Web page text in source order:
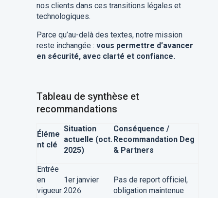
nos clients dans ces transitions légales et
technologiques.
Parce qu’au-delà des textes, notre mission
reste inchangée : vous permettre d’avancer
en sécurité, avec clarté et confiance.
Tableau de synthèse et
recommandations
Éléme
nt clé
Situation
actuelle (oct.
2025)
Conséquence /
Recommandation Deg
& Partners
Entrée
en
vigueur
1er janvier
2026
Pas de report officiel,
obligation maintenue